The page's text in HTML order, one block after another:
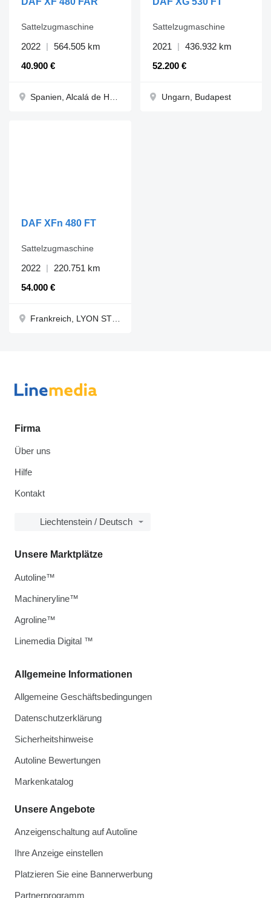
40.900 €
Sattelzugmaschine
2022 564.505 km
52.200 €
Sattelzugmaschine
2021 436.932 km
Ungarn, Budapest
DAF XFn 480 FT
54.000 €
Sattelzugmaschine
2022 220.751 km
Firma
Über uns
Hilfe
Kontakt
Liechtenstein / Deutsch
Allgemeine Informationen
Allgemeine Geschäftsbedingungen
Datenschutzerklärung
Sicherheitshinweise
Autoline Bewertungen
Markenkatalog
Unsere Angebote
Anzeigenschaltung auf Autoline
Ihre Anzeige einstellen
Platzieren Sie eine Bannerwerbung
Partnerprogramm
Unsere Marktplätze
Autoline™
Machineryline™
Agroline™
Linemedia Digital ™